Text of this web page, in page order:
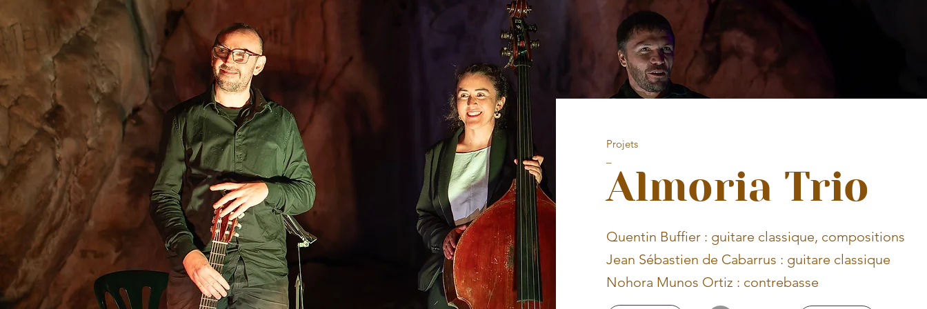
Projets
Quentin Buffier : guitare classique, compositions
Jean Sébastien de Cabarrus : guitare classique
Nohora Munos Ortiz : contrebasse
Almoria Trio